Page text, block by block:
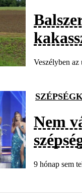
Veszélyben az
Nem
9 hónap sem